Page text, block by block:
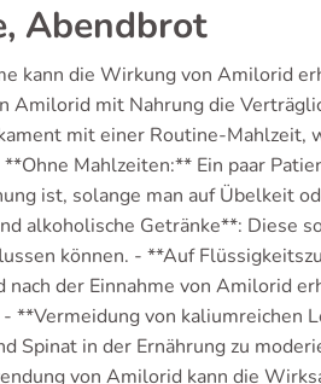
Abendbrot
kann die Wirkung von Amilorid
Amilorid mit Nahrung die
mit einer Routine-Mahlzeit,
Mahlzeiten:** Ein paar
ist, solange man auf Übelkeit
alkoholische Getränke**: Diese
können. - **Auf
nach der Einnahme von Amilorid
**Vermeidung von kaliumreichen
Spinat in der Ernährung zu
von Amilorid kann die